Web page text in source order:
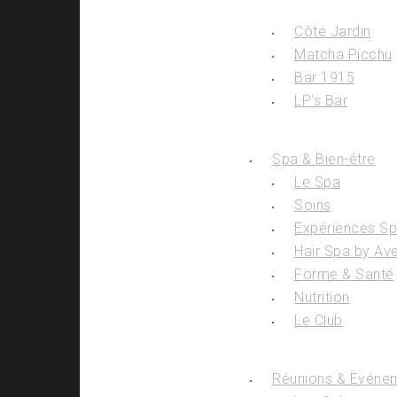
Côté Jardin
Matcha Picchu
Bar 1915
LP's Bar
Spa & Bien-être
Le Spa
Soins
Expériences
Hair Spa by
Forme & Santé
Nutrition
Le Club
Réunions &